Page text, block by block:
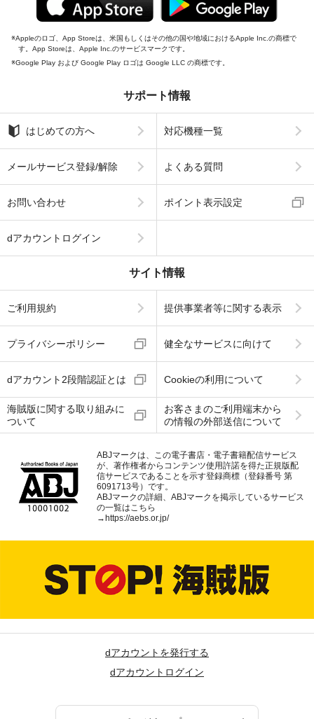
Appleのロゴ、App Storeは、米国もしくはその他の国や地域におけるApple Inc.の商標で
す。App Storeは、Apple Inc.のサービスマークです。
Google Play および Google Play ロゴは Google LLC の商標です。
サポート情報
はじめての方へ 対応機種一覧
メールサービス登録/解除 よくある質問
お問い合わせ ポイント表示設定
dアカウントログイン
サイト情報
ご利用規約 提供事業者等に関する表示
プライバシーポリシー 健全なサービスに向けて
dアカウント2段階認証とは Cookieの利用について
海賊版に関する取り組みに
ついて
お客さまのご利用端末から
の情報の外部送信について
ABJマークは、この電子書店・電子書籍配信サービス
が、著作権者からコンテンツ使用許諾を得た正規版配
信サービスであることを示す登録商標（登録番号 第
6091713号）です。
ABJマークの詳細、ABJマークを掲示しているサービス
の一覧はこちら
→https://aebs.or.jp/
dアカウントを発行する
dアカウントログイン